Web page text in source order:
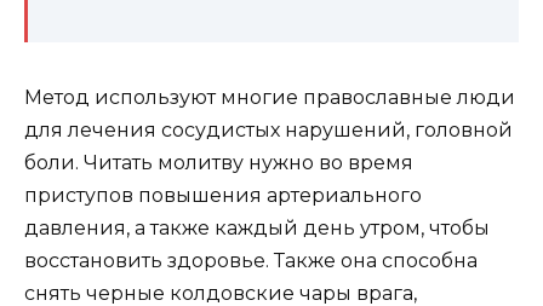
Метод используют многие православные люди
для лечения сосудистых нарушений, головной
боли. Читать молитву нужно во время
приступов повышения артериального
давления, а также каждый день утром, чтобы
восстановить здоровье. Также она способна
снять черные колдовские чары врага,